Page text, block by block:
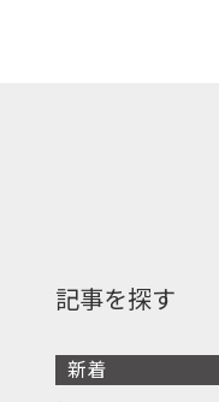
記事を探す
新着